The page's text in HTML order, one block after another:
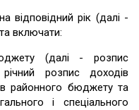
відповідний рік (далі -
включати:
(далі - розпис
розпис доходів
районного бюджету та
і спеціального